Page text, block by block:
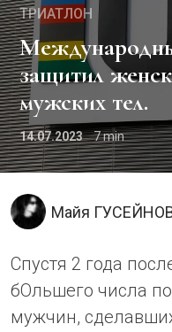
ТРИАТЛОН
Международный союз велоспорта
защитил
мужских тел.
14.07.2023 7
Майя
Спустя 2 года
бОльшего числа
мужчин,